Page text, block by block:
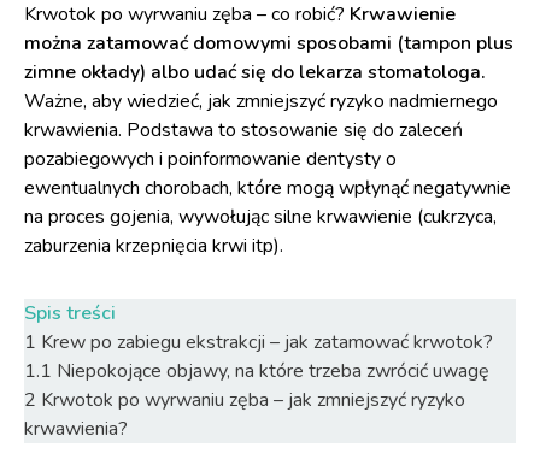
Krwotok po wyrwaniu zęba – co robić? Krwawienie
można zatamować domowymi sposobami (tampon plus
zimne okłady) albo udać się do lekarza stomatologa.
Ważne, aby wiedzieć, jak zmniejszyć ryzyko nadmiernego
krwawienia. Podstawa to stosowanie się do zaleceń
pozabiegowych i poinformowanie dentysty o
ewentualnych chorobach, które mogą wpłynąć negatywnie
na proces gojenia, wywołując silne krwawienie (cukrzyca,
zaburzenia krzepnięcia krwi itp).
Spis treści
1 Krew po zabiegu ekstrakcji – jak zatamować krwotok?
1.1 Niepokojące objawy, na które trzeba zwrócić uwagę
2 Krwotok po wyrwaniu zęba – jak zmniejszyć ryzyko
krwawienia?